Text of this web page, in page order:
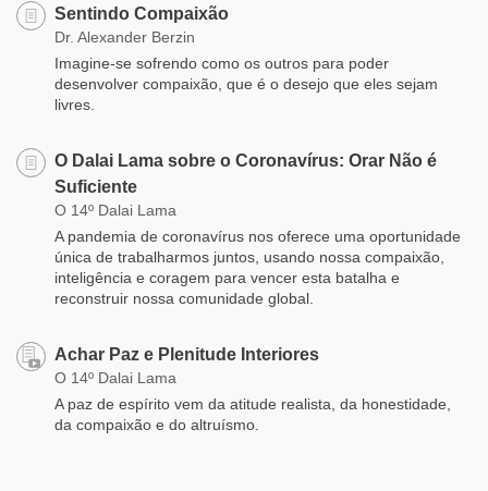
Sentindo Compaixão
Dr. Alexander Berzin
Imagine-se sofrendo como os outros para poder
desenvolver compaixão, que é o desejo que eles sejam
livres.
O Dalai Lama sobre o Coronavírus: Orar Não é
Suficiente
O 14º Dalai Lama
A pandemia de coronavírus nos oferece uma oportunidade
única de trabalharmos juntos, usando nossa compaixão,
inteligência e coragem para vencer esta batalha e
reconstruir nossa comunidade global.
Achar Paz e Plenitude Interiores
O 14º Dalai Lama
A paz de espírito vem da atitude realista, da honestidade,
da compaixão e do altruísmo.